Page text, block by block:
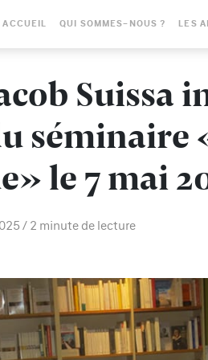
ACCUEIL QUI SOMMES-NOUS ? LES
Suissa
séminaire
le 7 mai
2 minute de lecture